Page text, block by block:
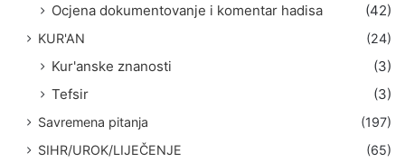
Ocjena dokumentovanje i komentar hadisa
(42)
KUR'AN (24)
Kur'anske znanosti
(3)
Tefsir
(3)
Savremena pitanja
(197)
SIHR/UROK/LIJEČENJE
(65)